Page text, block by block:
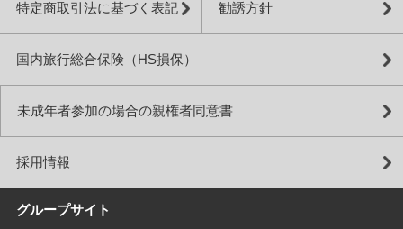
特定商取引法に基づく表記 勧誘方針
国内旅行総合保険（HS損保）
未成年者参加の場合の親権者同意書
採用情報
グループサイト